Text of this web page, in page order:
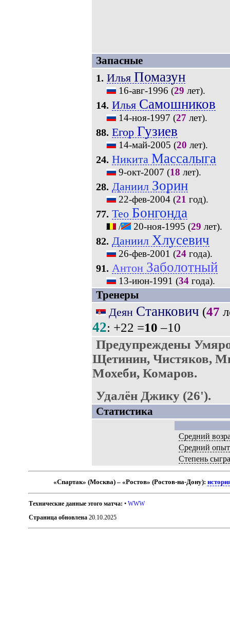
Запасные
1. Илья Помазун
16-авг-1996 (29 лет).
14. Илья Самошников
14-ноя-1997 (27 лет).
88. Егор Гузиев
14-май-2005 (20 лет).
24. Никита Массалыга
9-окт-2007 (18 лет).
28. Даниил Зорин
22-фев-2004(21 год).
77. Тео Бонгонда
/ 20-ноя-1995 (29 лет).
82. Даниил Хлусевич
26-фев-2001 (24года).
91. Антон Заболотный
13-июн-1991 (34года).
Тренеры
Деян Станкович (47
42: +22 =10 –10
Предупреждены
Щетинин, Чистяков,
Мохеби, Комаров.
Удалён Джику (26').
Статистика
Средний
Средний опыт
Степень
«Спартак» (Москва) – «Ростов» (Ростов-на-Дону):
Технические данные этого матча: •WWW
Страница обновлена 20.10.2025